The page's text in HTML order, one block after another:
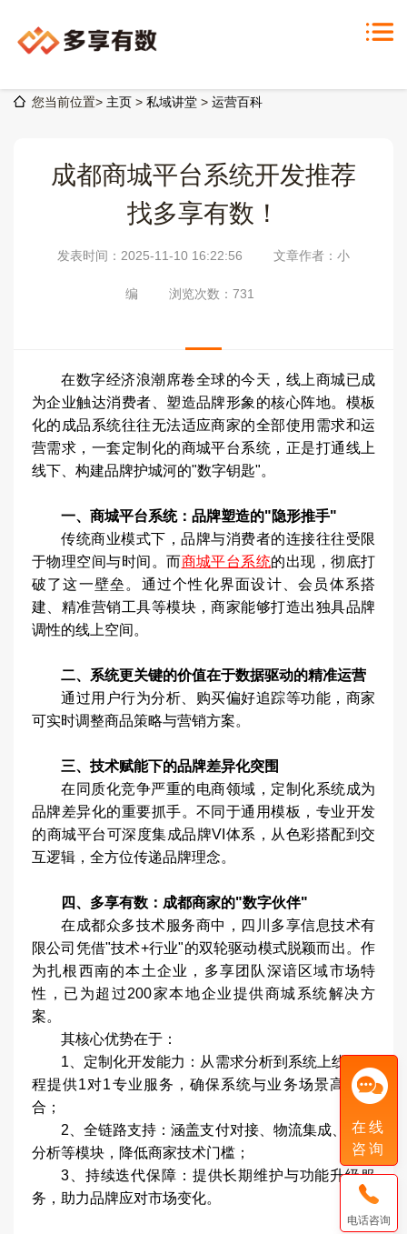
您当前位置> 主页 > 私域讲堂 > 运营百科
成都商城平台系统开发推荐
找多享有数！
发表时间：2025-11-10 16:22:56 文章作者：小
编 浏览次数： 731
在数字经济浪潮席卷全球的今天，线上商城已成
为企业触达消费者、塑造品牌形象的核心阵地。模板
化的成品系统往往无法适应商家的全部使用需求和运
营需求，一套定制化的商城平台系统，正是打通线上
线下、构建品牌护城河的"数字钥匙"。
一、商城平台系统：品牌塑造的"隐形推手"
传统商业模式下，品牌与消费者的连接往往受限
于物理空间与时间。而商城平台系统的出现，彻底打
破了这一壁垒。通过个性化界面设计、会员体系搭
建、精准营销工具等模块，商家能够打造出独具品牌
调性的线上空间。
二、系统更关键的价值在于数据驱动的精准运营
通过用户行为分析、购买偏好追踪等功能，商家
可实时调整商品策略与营销方案。
三、技术赋能下的品牌差异化突围
在同质化竞争严重的电商领域，定制化系统成为
品牌差异化的重要抓手。不同于通用模板，专业开发
的商城平台可深度集成品牌VI体系，从色彩搭配到交
互逻辑，全方位传递品牌理念。
四、多享有数：成都商家的"数字伙伴"
在成都众多技术服务商中，四川多享信息技术有
限公司凭借"技术+行业"的双轮驱动模式脱颖而出。作
为扎根西南的本土企业，多享团队深谙区域市场特
性，已为超过200家本地企业提供商城系统解决方
案。
其核心优势在于：
1、定制化开发能力：从需求分析到系统上线，全
程提供1对1专业服务，确保系统与业务场景高度契
合；
2、全链路支持：涵盖支付对接、物流集成、数据
分析等模块，降低商家技术门槛；
3、持续迭代保障：提供长期维护与功能升级服
务，助力品牌应对市场变化。
在线
咨询
电话咨询